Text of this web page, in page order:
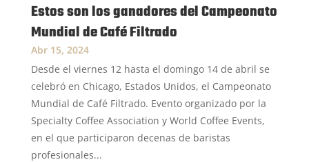
Estos son los ganadores del Campeonato
Mundial de Café Filtrado
Abr 15, 2024
Desde el viernes 12 hasta el domingo 14 de abril se
celebró en Chicago, Estados Unidos, el Campeonato
Mundial de Café Filtrado. Evento organizado por la
Specialty Coffee Association y World Coffee Events,
en el que participaron decenas de baristas
profesionales...